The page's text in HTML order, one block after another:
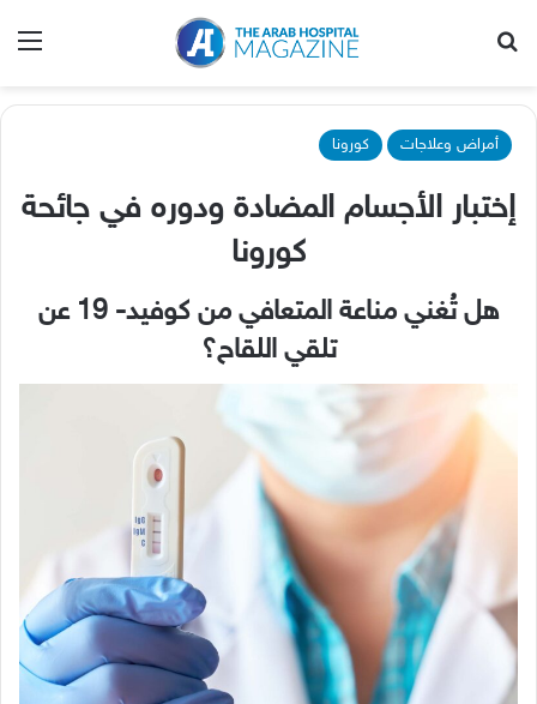
أمراض وعلاجات كورونا
إختبار الأجسام المضادة ودوره في جائحة
كورونا
هل تُغني مناعة المتعافي من كوفيد- 19 عن
تلقي اللقاح؟